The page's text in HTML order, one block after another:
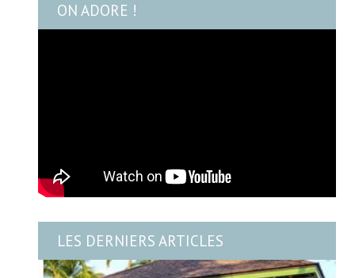
ON ADORE !
LES DERNIERS ARTICLES